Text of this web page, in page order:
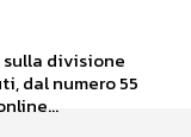
sulla divisione
dal numero 55